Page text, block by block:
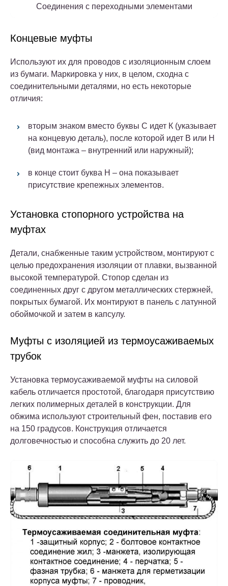
Соединения с переходными элементами
Концевые муфты
Используют их для проводов с изоляционным слоем
из бумаги. Маркировка у них, в целом, сходна с
соединительными деталями, но есть некоторые
отличия:
вторым знаком вместо буквы С идет К (указывает
на концевую деталь), после которой идет В или Н
(вид монтажа – внутренний или наружный);
в конце стоит буква Н – она показывает
присутствие крепежных элементов.
Установка стопорного устройства на
муфтах
Детали, снабженные таким устройством, монтируют с
целью предохранения изоляции от плавки, вызванной
высокой температурой. Стопор сделан из
соединенных друг с другом металлических стержней,
покрытых бумагой. Их монтируют в панель с латунной
обоймочкой и затем в капсулу.
Муфты с изоляцией из термоусаживаемых
трубок
Установка термоусаживаемой муфты на силовой
кабель отличается простотой, благодаря присутствию
легких полимерных деталей в конструкции. Для
обжима используют строительный фен, поставив его
на 150 градусов. Конструкция отличается
долговечностью и способна служить до 20 лет.